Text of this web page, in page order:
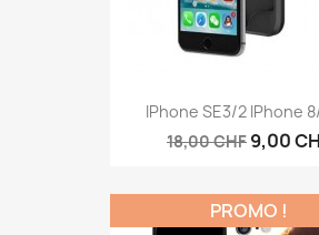
IPhone SE3/2 IPhone
18,00 CHF 9,00
PROMO !